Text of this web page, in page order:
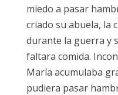
miedo a pasar
criado su abuela, la
durante la guerra y
faltara comida.
María acumulaba
pudiera pasar